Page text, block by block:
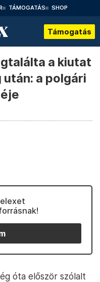
TÁMOGATÁS SHOP
Támogatás
a kiutat
a polgári
óta először szólalt